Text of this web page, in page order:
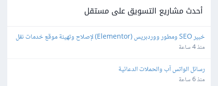
أحدث مشاريع التسويق على مستقل
عفش محلي
منذ 4 ساعة
رسائل الواتس آب والحملات الدعائية
منذ 6 ساعة